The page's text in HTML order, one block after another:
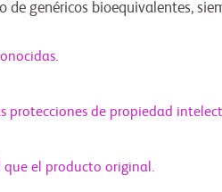
de genéricos bioequivalentes,
protecciones de propiedad
que el producto original.